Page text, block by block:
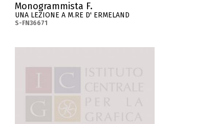
Monogrammista F.
UNA LEZIONE A M.RE D' ERMELAND
S-FN36671